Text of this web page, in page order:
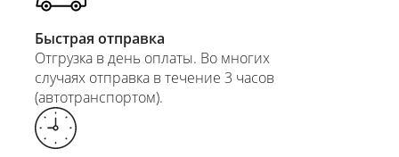
Быстрая отправка
Отгрузка в день оплаты. Во многих
случаях отправка в течение 3 часов
(автотранспортом).